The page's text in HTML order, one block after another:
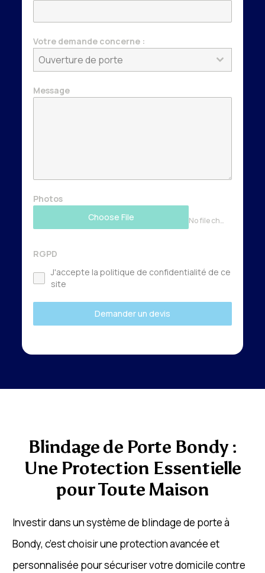
Votre demande concerne :
Ouverture de porte
Message
Photos
Choose File
No file chosen
RGPD
J'accepte la politique de confidentialité de ce
site
Demander un devis
Blindage de Porte Bondy :
Une Protection Essentielle
pour Toute Maison
Investir dans un système de blindage de porte à
Bondy, c’est choisir une protection avancée et
personnalisée pour sécuriser votre domicile contre